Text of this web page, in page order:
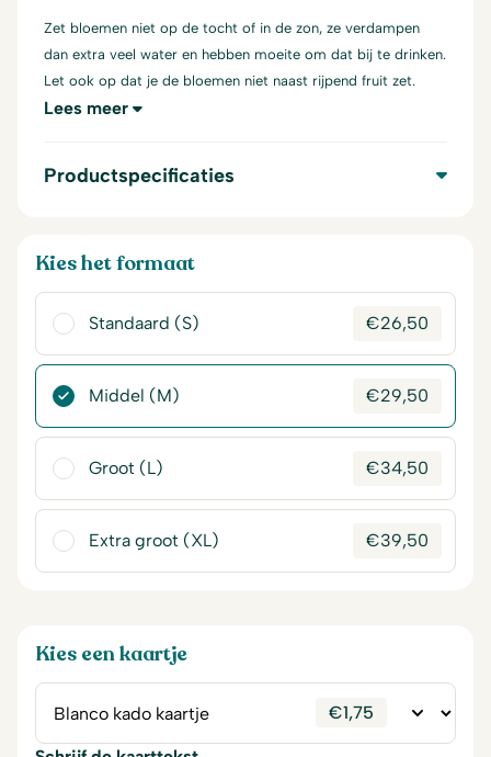
Zet bloemen niet op de tocht of in de zon, ze verdampen
dan extra veel water en hebben moeite om dat bij te drinken.
Let ook op dat je de bloemen niet naast rijpend fruit zet.
Lees meer
Productspecificaties
Kies het formaat
Standaard (S) €26,50
Middel (M) €29,50
Groot (L) €34,50
Extra groot (XL) €39,50
Kies een kaartje
€1,75